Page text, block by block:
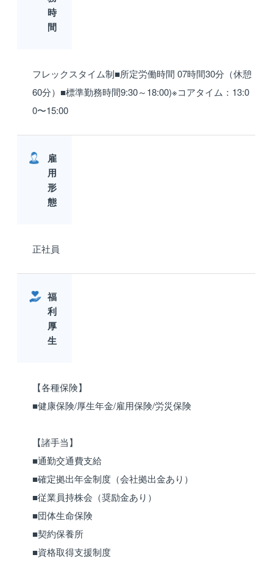
時
間
フレックスタイム制■所定労働時間 07時間30分（休憩
60分）■標準勤務時間9:30～18:00)※コアタイム：13:0
0〜15:00
雇
用
形
態
正社員
福
利
厚
生
【各種保険】
■健康保険/厚生年金/雇用保険/労災保険
【諸手当】
■通勤交通費支給
■確定拠出年金制度（会社拠出金あり）
■従業員持株会（奨励金あり）
■団体生命保険
■契約保養所
■資格取得支援制度